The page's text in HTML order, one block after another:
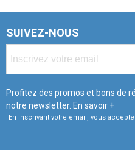
SUIVEZ-NOUS
Profitez des promos et bons de
notre newsletter. En savoir +
En inscrivant votre email, vous